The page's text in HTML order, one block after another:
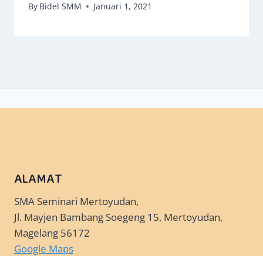
By Bidel SMM Januari 1, 2021
ALAMAT
SMA Seminari Mertoyudan,
Jl. Mayjen Bambang Soegeng 15, Mertoyudan,
Magelang 56172
Google Maps